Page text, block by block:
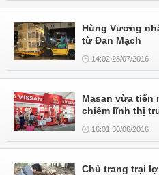
Hùng Vương
từ Đan Mạch
14:02 28/07/2016
Masan vừa tiến
chiếm lĩnh thị
16:01 30/06/2016
Chủ trang trại